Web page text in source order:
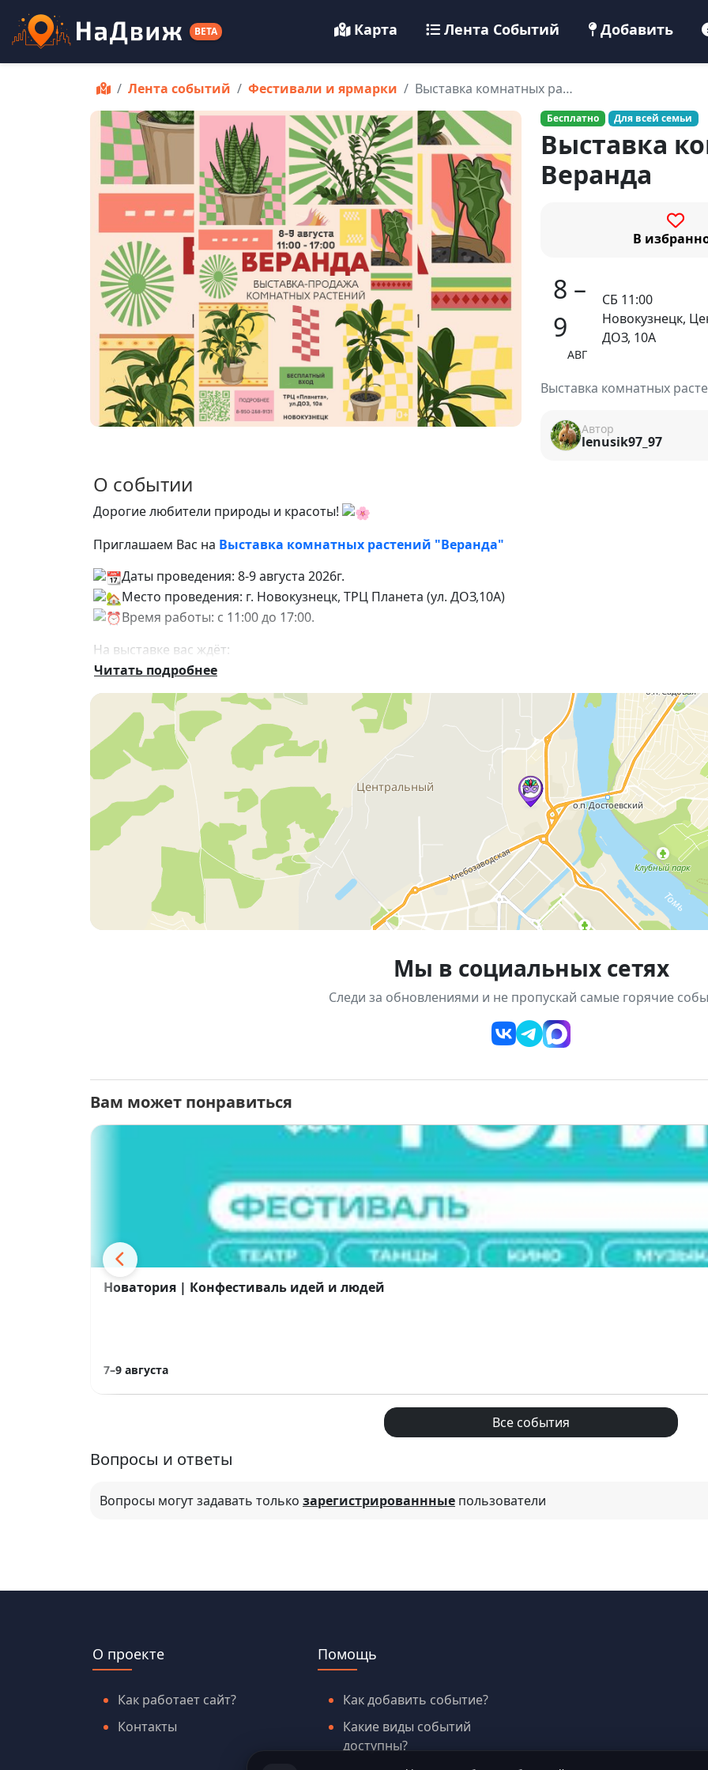
BETA Карта Лента Событий Добавить
Лента событий Фестивали и ярмарки Выставка комнатных ра…
Бесплатно Для всей семьи
Выставка
Веранда
В
8 –
9
АВГ
СБ 11:00
Новокузнецк,
ДОЗ, 10А
Выставка комнатных
Автор
lenusik97_97
О событии
Дорогие любители природы и красоты!
Приглашаем Вас на Выставка комнатных растений "Веранда"
Даты проведения: 8-9 августа 2026г.
Место проведения: г. Новокузнецк, ТРЦ Планета (ул. ДОЗ,10А)
Время работы: с 11:00 до 17:00.
На выставке вас ждёт:
Большой выбор комнатных растений — от популярных до редких видов;
Полезные советы и консультации по уходу за зелёными питомцами;
Ассортимент сопутствующих товаров: горшки, грунты, удобрения и аксессуары для растений;
А также в этот раз будет СВОП-зона для обмена растениями
Не упустите шанс вдохновиться природой, открыть для себя новые знания и найти идеальное
Вход свободный.
Читать подробнее
Мы в социальных сетях
Следи за обновлениями и не пропускай самые горячие
Вам может понравиться
Новатория | Конфестиваль идей и людей
7–9 августа
Все события
Вопросы и ответы
Вопросы могут задавать только зарегистрированнные пользователи
О проекте
Как работает сайт?
Контакты
Помощь
Как добавить событие?
Какие виды событий
доступны?